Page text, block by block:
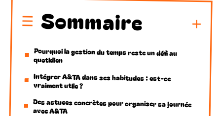
Sommaire
Pourquoi la gestion du temps reste un défi au
quotidien
Intégrer A&TA dans ses habitudes : est-ce
vraiment utile ?
Des astuces concrètes pour organiser sa journée
avec A&TA